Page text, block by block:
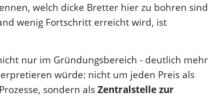
welch dicke Bretter hier zu bohren
wenig Fortschritt erreicht wird, ist
nur im Gründungsbereich - deutlich mehr
würde: nicht um jeden Preis als
sondern alsZentralstelle zur